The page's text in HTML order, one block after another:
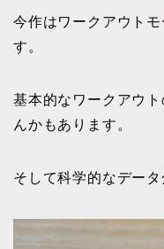
今作はワークアウト
す。
基本的なワークアウ
んかもあります。
そして科学的なデータ